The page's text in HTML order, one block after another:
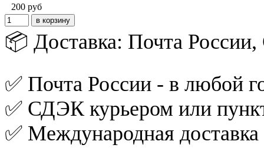
200 руб
📦 Доставка: Почта
✅ Почта России - в любой
✅ СДЭК курьером или
✅ Международная